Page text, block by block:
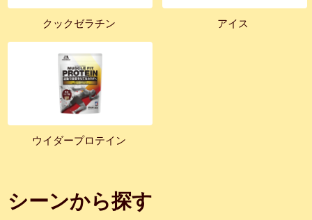
クックゼラチン アイス
ウイダープロテイン
シーンから探す